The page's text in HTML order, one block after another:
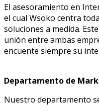
El asesoramiento en
el cual Wsoko centra
soluciones a medida.
unión entre ambas
encuente siempre su
Departamento de
Nuestro departamento